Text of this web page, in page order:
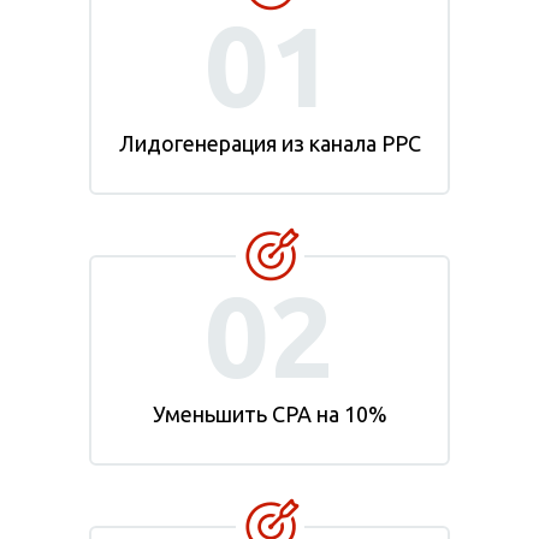
01
Лидогенерация из канала PPC
02
Уменьшить CPA на 10%